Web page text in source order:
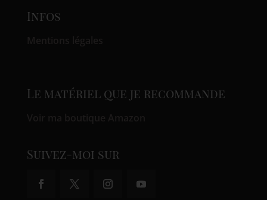
Infos
Le matériel que je recommande
Suivez-moi sur